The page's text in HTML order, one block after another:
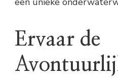
Ervaar de